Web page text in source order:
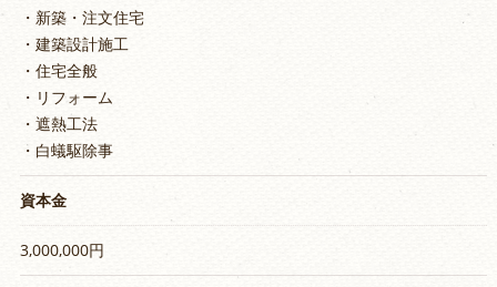
・新築・注文住宅
・建築設計施工
・住宅全般
・リフォーム
・遮熱工法
・白蟻駆除事
資本金
3,000,000円